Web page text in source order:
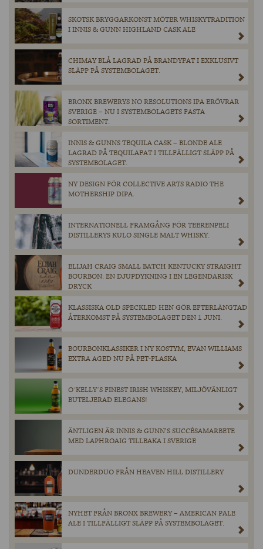
SKOTSK BRYGGARKONST MÖTER WHISKYTRADITION
I INNIS & GUNN HIGHLAND CASK ALE
CHIMAY BLÅ LAGRAD PÅ BRANDYFAT I EXKLUSIVT
SLÄPP PÅ SYSTEMBOLAGET.
BRONX BREWERYS NO RESOLUTIONS IPA ERÖVRAR
SVERIGE – NU I SYSTEMBOLAGETS FASTA
SORTIMENT.
INNIS & GUNNS TEQUILA CASK – BLONDE ALE
LAGRAD PÅ TEQUILAFAT I TILLFÄLLIGT SLÄPP PÅ
SYSTEMBOLAGET.
NY DESIGN FÖR COLLECTIVE ARTS RADIO THE
MOTHERSHIP DIPA.
INTERNATIONELL FRAMGÅNG FÖR TEERENPELI
DISTILLERYS KULO SINGLE MALT WHISKY.
ELIJAH CRAIG SMALL BATCH KENTUCKY STRAIGHT
BOURBON: EN DJUPDYKNING I EN LEGENDARISK
DRYCK
KLASSISKA OLD SPECKLED HEN GÖR EFTERLÄNGTAD
ÅTERKOMST PÅ SYSTEMBOLAGET DEN 1 JUNI.
BOURBONKLASSIKER I NY KOSTYM, EVAN WILLIAMS
EXTRA AGED NU PÅ PET-FLASKA
O´KELLY´S FINEST IRISH WHISKEY, MILJÖVÄNLIGT
BUTELJERAD ELEGANS!
ÄNTLIGEN ÄR INNIS & GUNN’S SUCCÉSAMARBETE
MED LAPHROAIG TILLBAKA I SVERIGE
DUNDERDUO FRÅN HEAVEN HILL DISTILLERY
NYHET FRÅN BRONX BREWERY – AMERICAN PALE
ALE I TILLFÄLLIGT SLÄPP PÅ SYSTEMBOLAGET.